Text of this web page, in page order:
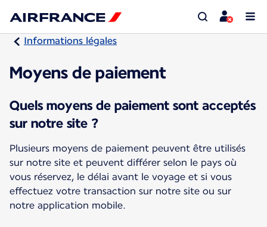
Informations légales
Moyens de paiement
Quels moyens de paiement sont acceptés
sur notre site ?
Plusieurs moyens de paiement peuvent être utilisés
sur notre site et peuvent différer selon le pays où
vous réservez, le délai avant le voyage et si vous
effectuez votre transaction sur notre site ou sur
notre application mobile.